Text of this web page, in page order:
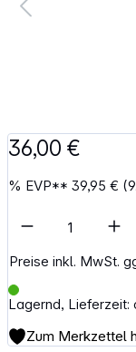
36,00 €
% EVP**39,95 €
Preise inkl. MwSt.
Lagernd, Lieferzeit:
Artikel
Zum Merkzettel